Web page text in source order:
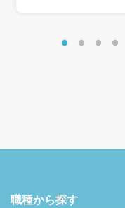
職種から探す